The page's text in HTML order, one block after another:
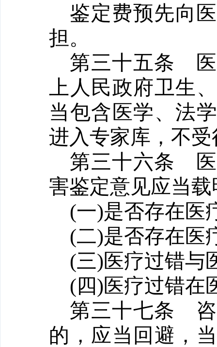
鉴定费预先向
担。
第三十五条
上人民政府卫生
当包含医学、法
进入专家库，不
第三十六条
害鉴定意见应当
(一)是否存在医
(二)是否存在医
(三)医疗过错与
(四)医疗过错在
第三十七条
的，应当回避，